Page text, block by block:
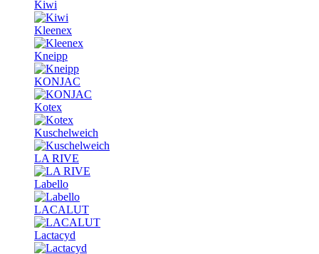
Kiwi
Kleenex
Kneipp
KONJAC
Kotex
Kuschelweich
LA RIVE
Labello
LACALUT
Lactacyd